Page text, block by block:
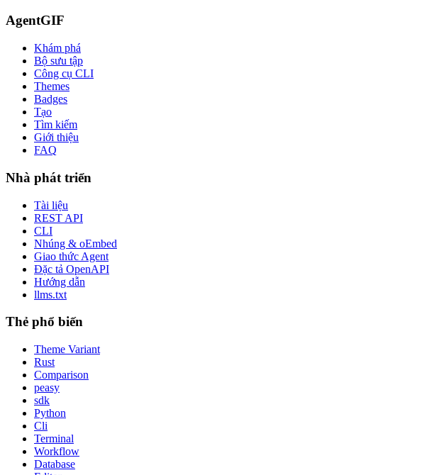
AgentGIF
Khám phá
Bộ sưu tập
Công cụ CLI
Themes
Badges
Tạo
Tìm kiếm
Giới thiệu
FAQ
Nhà phát triển
Tài liệu
REST API
CLI
Nhúng & oEmbed
Giao thức Agent
Đặc tả OpenAPI
Hướng dẫn
llms.txt
Thẻ phổ biến
Theme Variant
Rust
Comparison
peasy
sdk
Python
Cli
Terminal
Workflow
Database